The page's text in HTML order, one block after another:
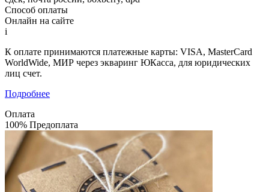
Способ оплаты
Онлайн на сайте
i
К оплате принимаются платежные карты: VISA, MasterCard
WorldWide, МИР через экваринг ЮКасса, для юридических
лиц счет.
Подробнее
Оплата
100% Предоплата